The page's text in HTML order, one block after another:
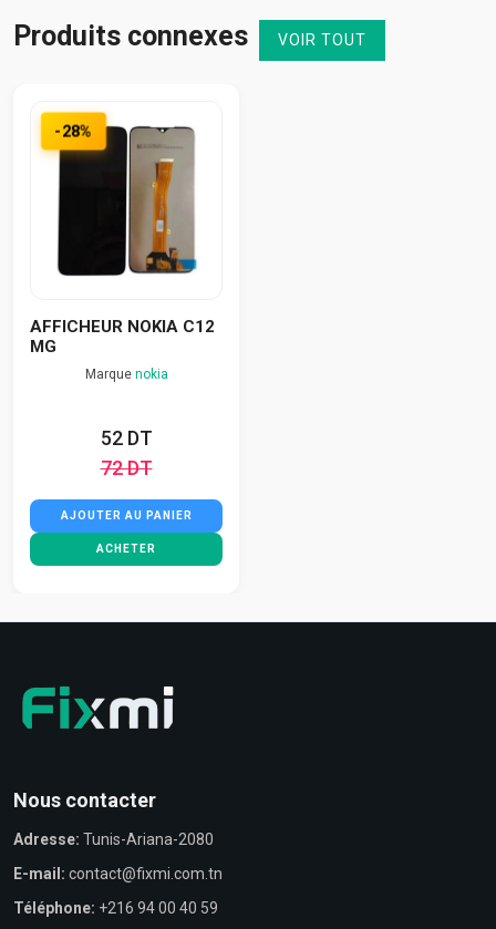
Produits connexes VOIR TOUT
-28%
AFFICHEUR NOKIA C12
MG
Marque nokia
52 DT
72 DT
AJOUTER AU PANIER
ACHETER
Nous contacter
Adresse: Tunis-Ariana-2080
E-mail: contact@fixmi.com.tn
Téléphone: +216 94 00 40 59